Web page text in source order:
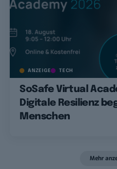
ANZEIGE TECH
SoSafe Virtual
Digitale Resilienz
Menschen
Mehr